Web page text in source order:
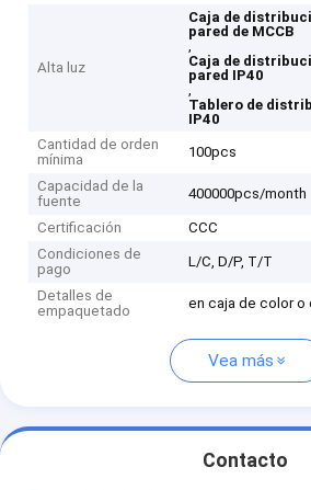
Alta luz
Caja de
pared de MCCB
,
Caja de
pared IP40
,
Tablero de
IP40
Cantidad de orden
mínima
100pcs
Capacidad de la
fuente
400000pcs/month
Certificación
CCC
Condiciones de
pago
L/C, D/P, T/T
Detalles de
empaquetado
en caja de color o
Vea más
Contacto